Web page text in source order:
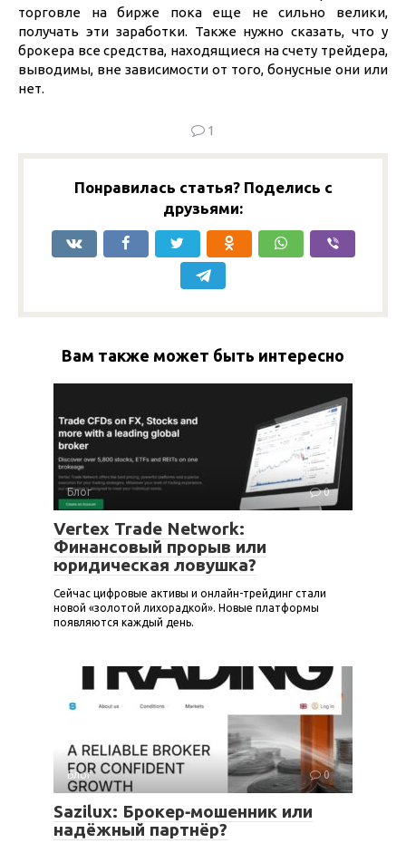
торговле на бирже пока еще не сильно велики,
получать эти заработки. Также нужно сказать, что у
брокера все средства, находящиеся на счету трейдера,
выводимы, вне зависимости от того, бонусные они или
нет.
1
Понравилась статья? Поделись с
друзьями:
Вам также может быть интересно
Блог 0
Vertex Trade Network:
Финансовый прорыв или
юридическая ловушка?
Сейчас цифровые активы и онлайн-трейдинг стали
новой «золотой лихорадкой». Новые платформы
появляются каждый день.
Блог 0
Sazilux: Брокер‑мошенник или
надёжный партнёр?